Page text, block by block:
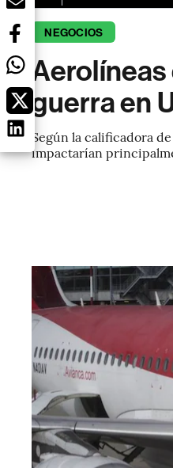
NEGOCIOS
guerra en
Según la calificadora
impactarían